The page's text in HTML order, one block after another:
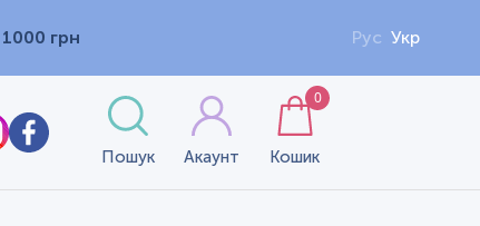
грн Рус Укр
Пошук Акаунт Кошик
0